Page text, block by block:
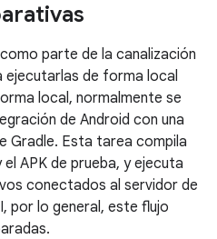
parte de la canalización
ejecutarlas de forma local
local, normalmente se
de Android con una
Gradle. Esta tarea compila
APK de prueba, y ejecuta
conectados al servidor de
por lo general, este flujo